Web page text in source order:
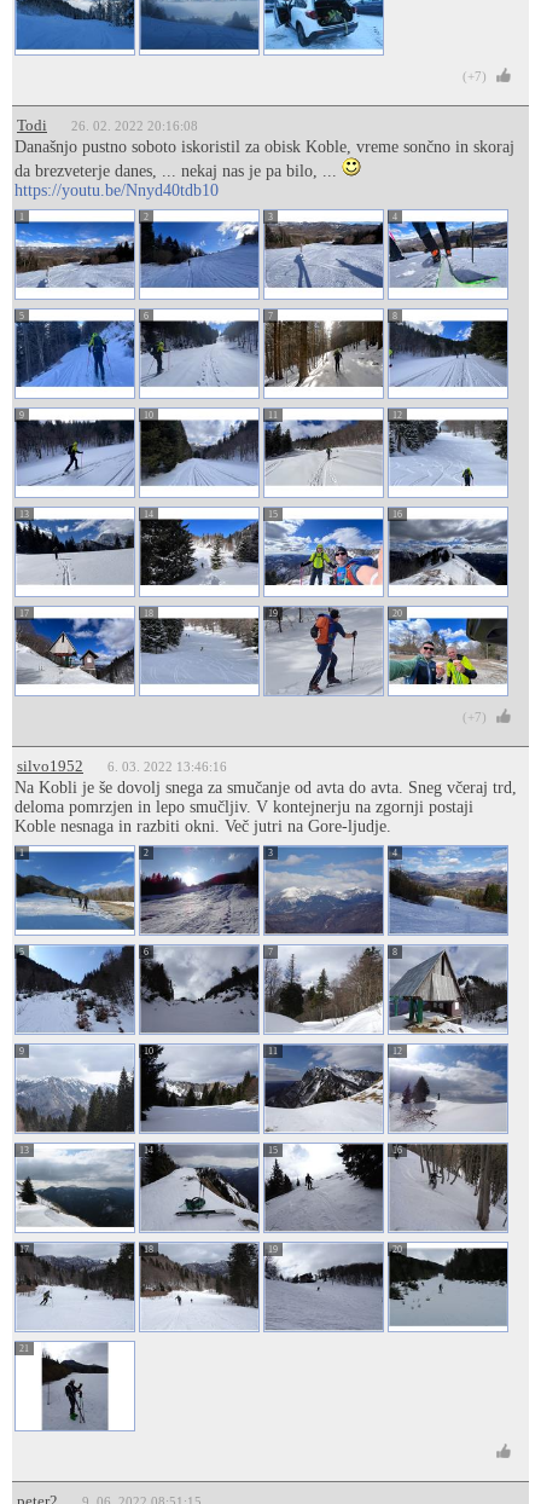
(+7)
Todi 26. 02. 2022 20:16:08
Današnjo pustno soboto iskoristil za obisk Koble, vreme sončno in skoraj
da brezveterje danes, ... nekaj nas je pa bilo, ...
https://youtu.be/Nnyd40tdb10
1 2 3 4
5 6 7 8
9 10 11 12
13 14 15 16
17 18 19 20
(+7)
silvo1952 6. 03. 2022 13:46:16
Na Kobli je še dovolj snega za smučanje od avta do avta. Sneg včeraj trd,
deloma pomrzjen in lepo smučljiv. V kontejnerju na zgornji postaji
Koble nesnaga in razbiti okni. Več jutri na Gore-ljudje.
1 2 3 4
5 6 7 8
9 10 11 12
13 14 15 16
17 18 19 20
21